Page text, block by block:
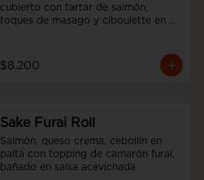
cubierto con tartar de salmón,
toques de masago y ciboulette en
$8.200
Sake Furai Roll
Salmón, queso crema, cebollín en
palta con topping de camarón furai,
bañado en salsa acevichada